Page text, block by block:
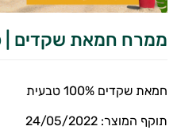
ממרח חמאת שקדים |
חמאת שקדים 100% טבעית
תוקף המוצר: 24/05/2022